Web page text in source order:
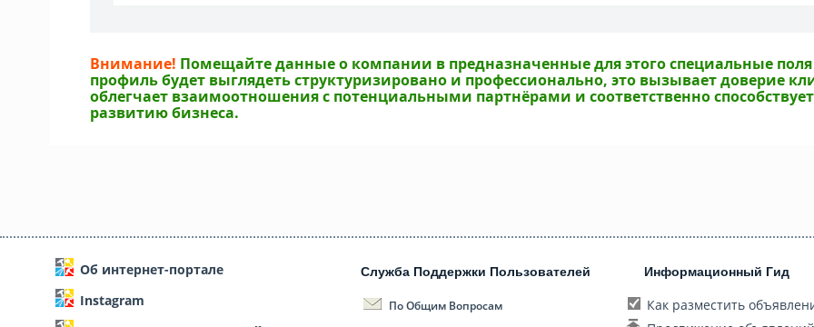
Внимание! Помещайте данные о компании в предназначенные для этого специальные
профиль будет выглядеть структуризировано и профессионально, это вызывает доверие
облегчает взаимоотношения с потенциальными партнёрами и соответственно способствует
развитию бизнеса.
Об интернет-портале
Instagram
Служба Поддержки Пользователей
По Общим Вопросам
Информационный Гид
Как разместить